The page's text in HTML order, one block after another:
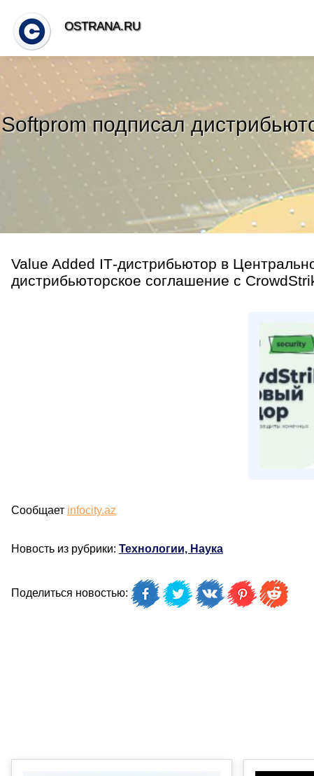
Softprom подписал
Value Added IТ-дистрибьютор в
дистрибьюторское соглашение с
Сообщает infocity.az
Новость из рубрики: Технологии, Наука
Поделиться новостью:
OSTRANA.RU